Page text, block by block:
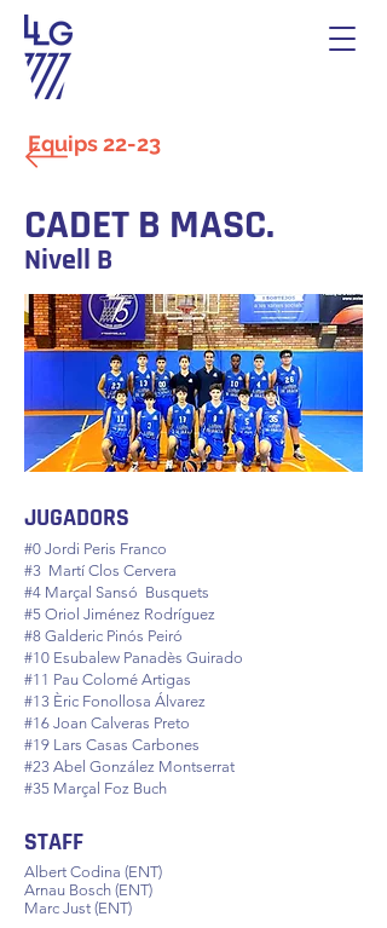
Equips 22-23
CADET B MASC.
Nivell B
JUGADORS
#0 Jordi Peris Franco
#3 Martí Clos Cervera
#4 Marçal Sansó Busquets
#5 Oriol Jiménez Rodríguez
#8 Galderic Pinós Peiró
#10 Esubalew Panadès Guirado
#11 Pau Colomé Artigas
#13 Èric Fonollosa Álvarez
#16 Joan Calveras Preto
#19 Lars Casas Carbones
#23 Abel González Montserrat
#35 Marçal Foz Buch
STAFF
Albert Codina (ENT)
Arnau Bosch (ENT)
Marc Just (ENT)